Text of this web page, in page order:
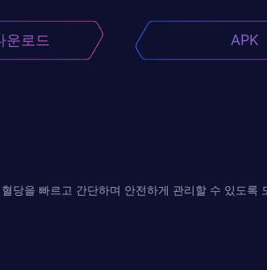
운로드 APK
당을 빠르고 간단하며 안전하게 관리할 수 있도록